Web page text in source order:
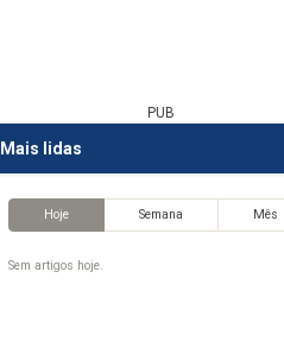
PUB
Mais lidas
Hoje Semana Mês
Sem artigos hoje.